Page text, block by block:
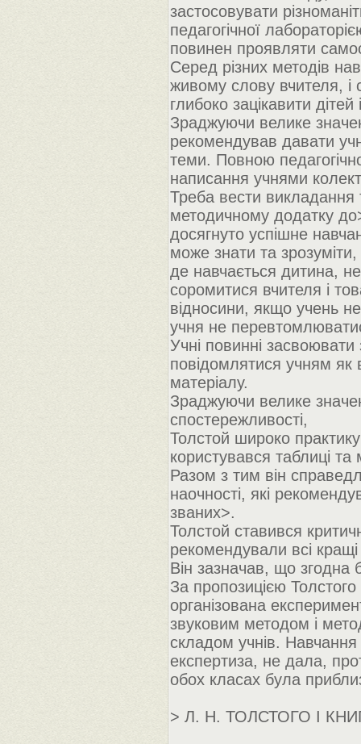
застосовувати
педагогічної
повинен проявляти
Серед різних методів
живому слову вчителя,
глибоко зацікавити
Зраджуючи велике
рекомендував давати
теми. Повною
написання учнями
Треба вести викладання
методичному додатку
досягнуто успішне
може знати та
де навчається дитина,
соромитися вчителя і
відносини, якщо учень
учня не
Учні повинні
повідомлятися учням як
матеріалу.
Зраджуючи велике
спостережливості,
Толстой широко
користувався таблиці
Разом з тим він
наочності, які
званих>.
Толстой ставився
рекомендували всі кращі
Він зазначав, що згодна
За пропозицією
організована
звуковим методом і
складом учнів. Навчання
експертиза, не дала,
обох класах була
> Л. Н. ТОЛСТОГО І